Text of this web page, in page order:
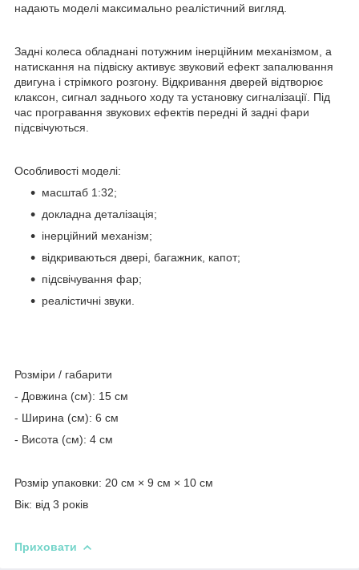
надають моделі максимально реалістичний вигляд.
Задні колеса обладнані потужним інерційним механізмом, а
натискання на підвіску активує звуковий ефект запалювання
двигуна і стрімкого розгону. Відкривання дверей відтворює
клаксон, сигнал заднього ходу та установку сигналізації. Під
час програвання звукових ефектів передні й задні фари
підсвічуються.
Особливості моделі:
масштаб 1:32;
докладна деталізація;
інерційний механізм;
відкриваються двері, багажник, капот;
підсвічування фар;
реалістичні звуки.
Розміри / габарити
- Довжина (см): 15 см
- Ширина (см): 6 см
- Висота (см): 4 см
Розмір упаковки: 20 см × 9 см × 10 см
Вік: від 3 років
Приховати